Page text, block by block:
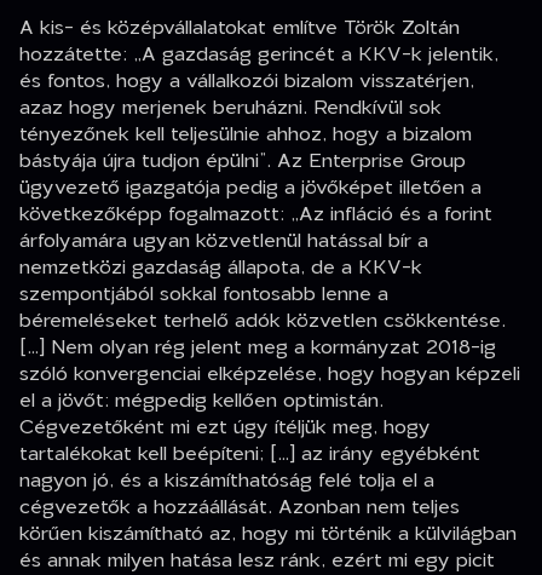
A kis- és középvállalatokat említve Török Zoltán
hozzátette: „A gazdaság gerincét a KKV-k jelentik,
és fontos, hogy a vállalkozói bizalom visszatérjen,
azaz hogy merjenek beruházni. Rendkívül sok
tényezőnek kell teljesülnie ahhoz, hogy a bizalom
bástyája újra tudjon épülni”. Az Enterprise Group
ügyvezető igazgatója pedig a jövőképet illetően a
következőképp fogalmazott: „Az infláció és a forint
árfolyamára ugyan közvetlenül hatással bír a
nemzetközi gazdaság állapota, de a KKV-k
szempontjából sokkal fontosabb lenne a
béremeléseket terhelő adók közvetlen csökkentése.
[…] Nem olyan rég jelent meg a kormányzat 2018-ig
szóló konvergenciai elképzelése, hogy hogyan képzeli
el a jövőt: mégpedig kellően optimistán.
Cégvezetőként mi ezt úgy ítéljük meg, hogy
tartalékokat kell beépíteni; […] az irány egyébként
nagyon jó, és a kiszámíthatóság felé tolja el a
cégvezetők a hozzáállását. Azonban nem teljes
körűen kiszámítható az, hogy mi történik a külvilágban
és annak milyen hatása lesz ránk, ezért mi egy picit